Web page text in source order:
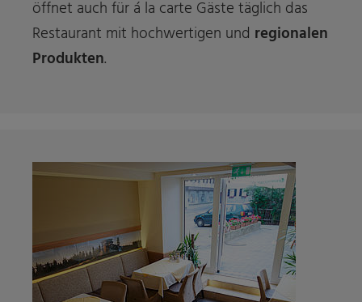
öffnet auch für á la carte Gäste täglich das
Restaurant mit hochwertigen und regionalen
Produkten.